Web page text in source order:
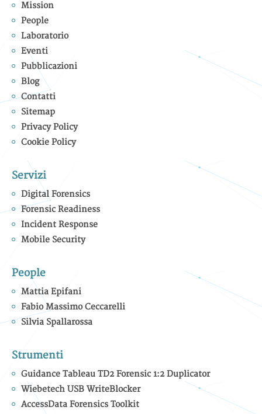
Mission
People
Laboratorio
Eventi
Pubblicazioni
Blog
Contatti
Sitemap
Privacy Policy
Cookie Policy
Servizi
Digital Forensics
Forensic Readiness
Incident Response
Mobile Security
People
Mattia Epifani
Fabio Massimo Ceccarelli
Silvia Spallarossa
Strumenti
Guidance Tableau TD2 Forensic 1:2 Duplicator
Wiebetech USB WriteBlocker
AccessData Forensics Toolkit